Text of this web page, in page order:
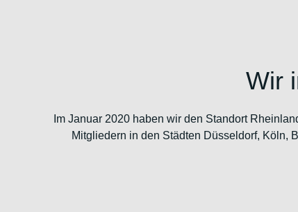
Wir
Im Januar 2020 haben wir den Standort
Mitgliedern in den Städten Düsseldorf, Köln,